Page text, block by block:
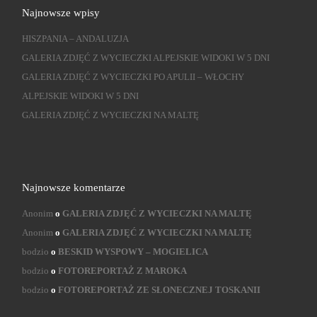
Najnowsze wpisy
HISZPANIA – ANDALUZJA
GALERIA ZDJĘĆ Z WYCIECZKI ALPEJSKIE WIDOKI W 5 DNI
GALERIA ZDJĘĆ Z WYCIECZKI PO APULII – WŁOCHY
ALPEJSKIE WIDOKI W 5 DNI
GALERIA ZDJĘĆ Z WYCIECZKI NA MALTĘ
Najnowsze komentarze
Anonimo GALERIA ZDJĘĆ Z WYCIECZKI NA MALTĘ
Anonimo GALERIA ZDJĘĆ Z WYCIECZKI NA MALTĘ
bodzio o BESKID WYSPOWY – MOGIELICA
bodzio o FOTOREPORTAŻ Z MAROKA
bodzio o FOTOREPORTAŻ ZE SŁONECZNEJ TOSKANII